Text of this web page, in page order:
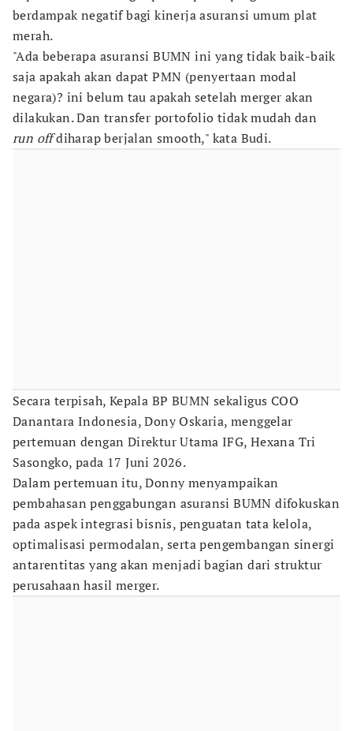
berdampak negatif bagi kinerja asuransi umum plat
merah.
"Ada beberapa asuransi BUMN ini yang tidak baik-baik
saja apakah akan dapat PMN (penyertaan modal
negara)? ini belum tau apakah setelah merger akan
dilakukan. Dan transfer portofolio tidak mudah dan
run offdiharap berjalan smooth," kata Budi.
Secara terpisah, Kepala BP BUMN sekaligus COO
Danantara Indonesia, Dony Oskaria, menggelar
pertemuan dengan Direktur Utama IFG, Hexana Tri
Sasongko, pada 17 Juni 2026.
Dalam pertemuan itu, Donny menyampaikan
pembahasan penggabungan asuransi BUMN difokuskan
pada aspek integrasi bisnis, penguatan tata kelola,
optimalisasi permodalan, serta pengembangan sinergi
antarentitas yang akan menjadi bagian dari struktur
perusahaan hasil merger.